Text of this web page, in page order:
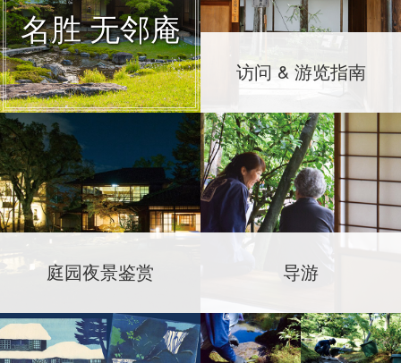
名胜 无邻庵
访问 & 游览指南
庭园夜景鉴赏 导游